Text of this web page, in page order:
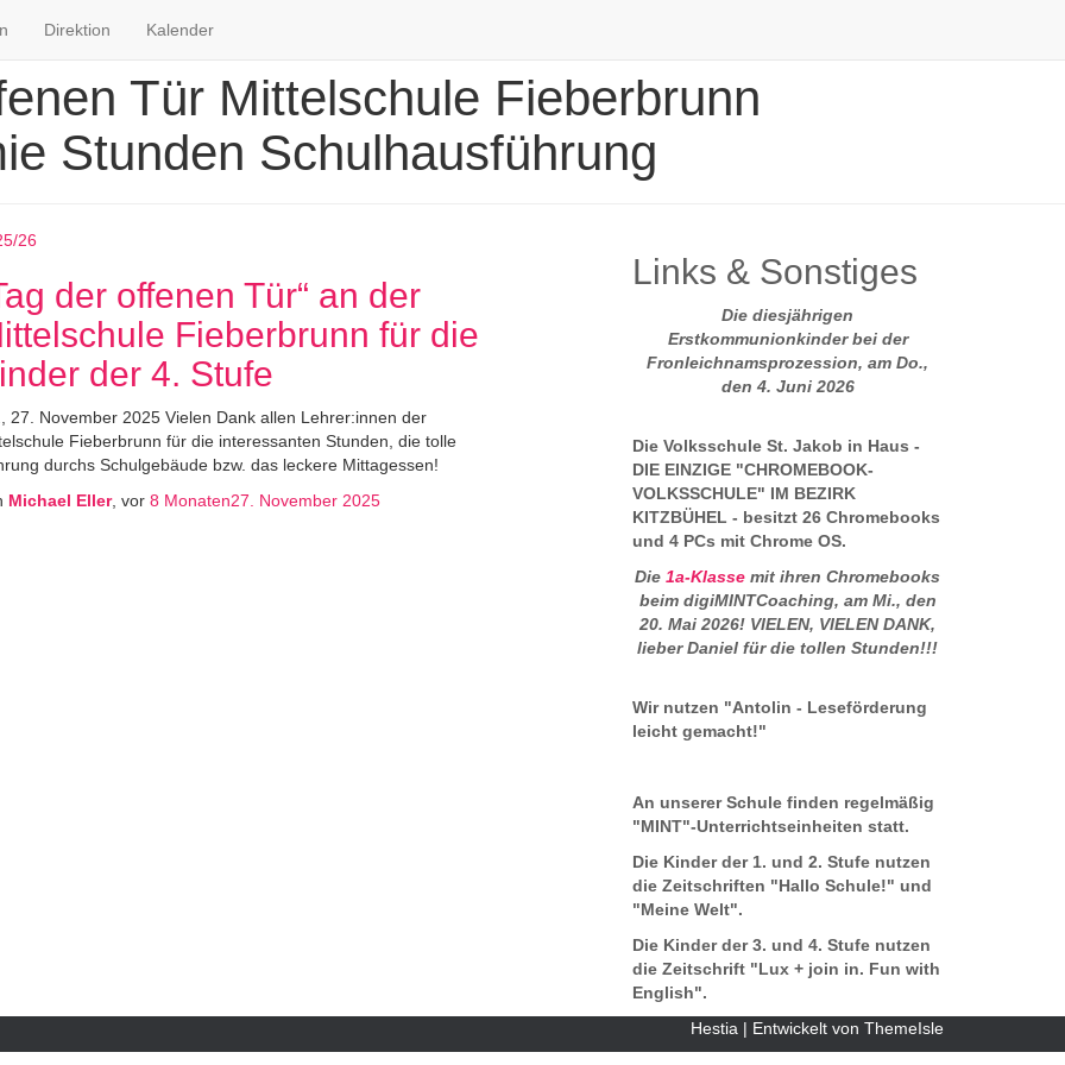
Direktion Kalender
Tür Mittelschule Fieberbrunn
Stunden Schulhausführung
26
der offenen Tür“ an der
Fieberbrunn für die
der 4. Stufe
27. November 2025 Vielen Dank allen Lehrer:innen der
Fieberbrunn für die interessanten Stunden, die tolle
durchs Schulgebäude bzw. das leckere Mittagessen!
Michael Eller, vor 8 Monaten27. November 2025
Links & Sonstiges
Die diesjährigen
Erstkommunionkinder bei der
Fronleichnamsprozession, am Do.,
den 4. Juni 2026
Die Volksschule St. Jakob in Haus -
DIE EINZIGE "CHROMEBOOK-
VOLKSSCHULE" IM BEZIRK
KITZBÜHEL - besitzt 26 Chromebooks
und 4 PCs mit Chrome OS.
Die1a-Klasse mit ihren Chromebooks
beim digiMINTCoaching, am Mi., den
20. Mai 2026! VIELEN, VIELEN DANK,
lieber Daniel für die tollen Stunden!!!
Wir nutzen "Antolin - Leseförderung
leicht gemacht!"
An unserer Schule finden regelmäßig
"MINT"-Unterrichtseinheiten statt.
Die Kinder der 1. und 2. Stufe nutzen
die Zeitschriften "Hallo Schule!" und
"Meine Welt".
Die Kinder der 3. und 4. Stufe nutzen
die Zeitschrift "Lux + join in. Fun with
English".
Hestia | Entwickelt von ThemeIsle